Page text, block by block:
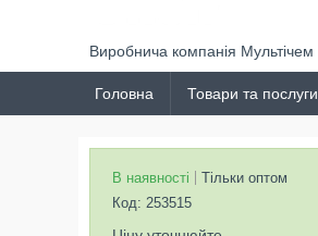
Виробнича компанія Мультічем
Головна Товари та послуги
В наявності
Тільки оптом
Код: 253515